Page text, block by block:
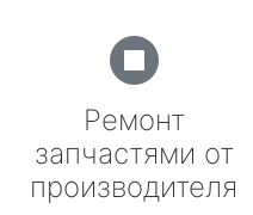
Ремонт
запчастями от
производителя